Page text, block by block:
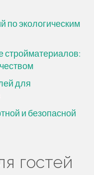
по экологическим
стройматериалов:
для
и безопасной
гостей